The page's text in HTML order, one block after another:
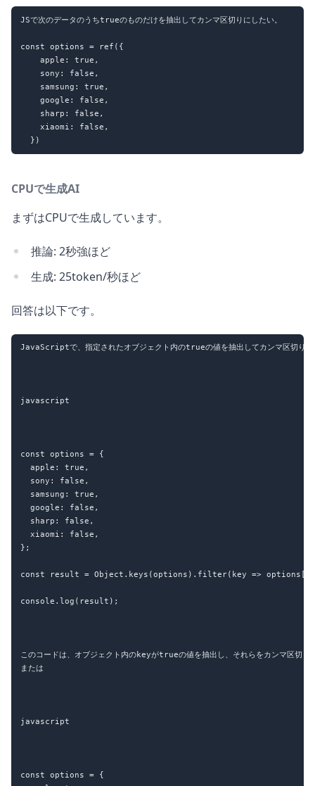
JSで次のデータのうちtrueのものだけを抽出してカンマ区切りにしたい。
const options = ref({
    apple: true,
    sony: false,
    samsung: true,
    google: false,
    sharp: false,
    xiaomi: false,
CPUで生成AI
まずはCPUで生成しています。
推論: 2秒強ほど
生成: 25token/秒ほど
回答は以下です。
﻿JavaScriptで、指定されたオブジェクト内のtrueの値を抽出してカンマ区切りに
javascript
const options = {
  apple: true,
  sony: false,
  samsung: true,
  google: false,
  sharp: false,
  xiaomi: false,
};
const result = Object.keys(options).filter(key =>
console.log(result);
このコードは、オブジェクト内のkeyがtrueの値を抽出し、それらをカンマ区切り
または
javascript
const options = {